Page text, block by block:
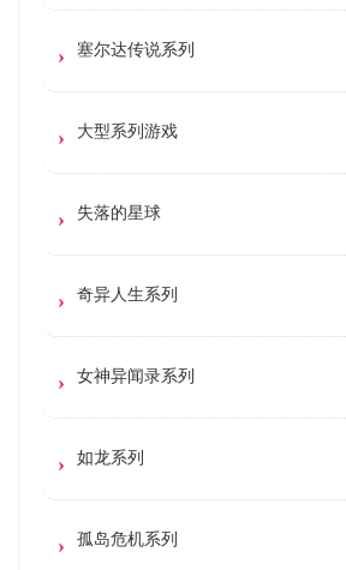
塞尔达传说系列
大型系列游戏
失落的星球
奇异人生系列
女神异闻录系列
如龙系列
孤岛危机系列